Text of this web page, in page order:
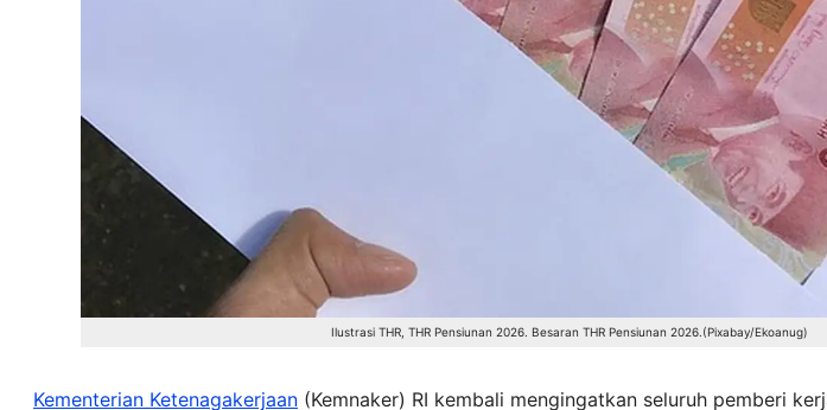
Ilustrasi THR, THR Pensiunan 2026. Besaran THR Pensiunan 2026.(Pixabay/Ekoanug)
Kementerian Ketenagakerjaan (Kemnaker) RI kembali mengingatkan seluruh pemberi